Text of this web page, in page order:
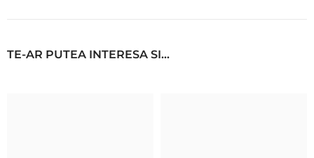
TE-AR PUTEA INTERESA SI...